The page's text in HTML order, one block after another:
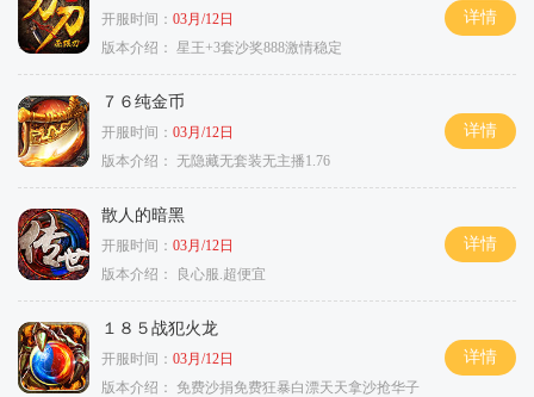
开服时间： 03月/12日
版本介绍： 星王+3套沙奖888激情稳定
详情
７６纯金币
开服时间： 03月/12日
版本介绍： 无隐藏无套装无主播1.76
详情
散人的暗黑
开服时间： 03月/12日
版本介绍：
良心服.超便宜
详情
１８５战犯火龙
开服时间： 03月/12日
版本介绍： 免费沙捐免费狂暴白漂天天拿沙抢华子
详情